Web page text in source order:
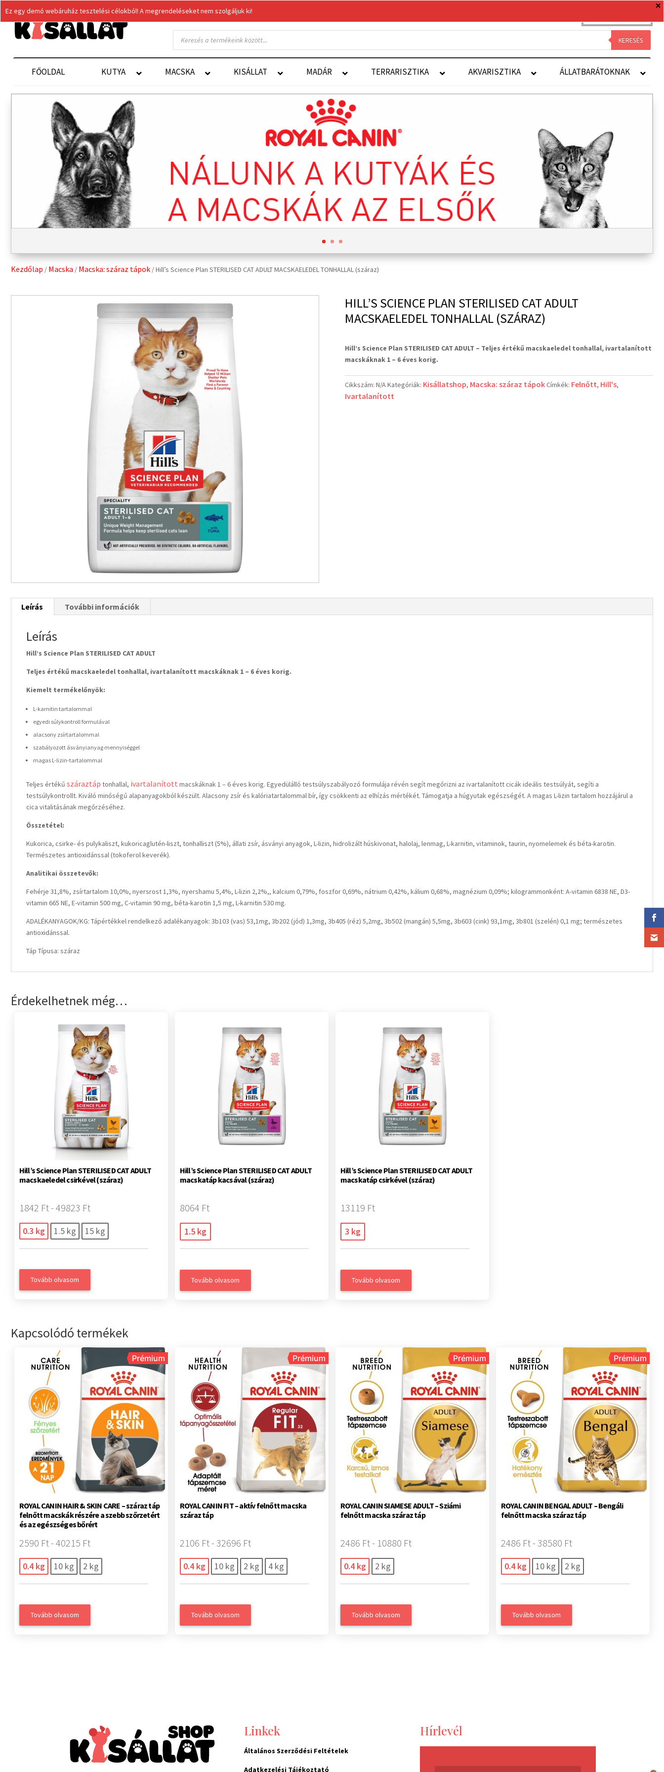
Products
search KERESÉS
FŐOLDAL KUTYA MACSKA KISÁLLAT MADÁR TERRARISZTIKA AKVARISZTIKA ÁLLATBARÁTOKNAK
Kezdőlap / Macska / Macska: száraz tápok / Hill’s Science Plan STERILISED CAT ADULT MACSKAELEDEL TONHALLAL (száraz)
HILL’S SCIENCE PLAN STERILISED CAT ADULT
MACSKAELEDEL TONHALLAL (SZÁRAZ)
Hill’s Science Plan STERILISED CAT ADULT – Teljes értékű macskaeledel tonhallal, ivartalanított
macskáknak 1 – 6 éves korig.
Cikkszám: N/AKategóriák: Kisállatshop, Macska: száraz tápokCímkék: Felnőtt, Hill's,
Ivartalanított
Leírás További információk
Leírás
Hill’s Science Plan STERILISED CAT ADULT
Teljes értékű macskaeledel tonhallal, ivartalanított macskáknak 1 – 6 éves korig.
Kiemelt termékelőnyök:
L-karnitin tartalommal
egyedi súlykontroll formulával
alacsony zsírtartalommal
szabályozott ásványianyag mennyiséggel
magas L-lizin-tartalommal
Teljes értékű száraztáp tonhallal, ivartalanított macskáknak 1 – 6 éves korig. Egyedülálló testsúlyszabályozó formulája révén segít megőrizni az ivartalanított cicák ideális testsúlyát, segíti a
testsúlykontrollt. Kiváló minőségű alapanyagokból készült. Alacsony zsír és kalóriatartalommal bír, így csökkenti az elhízás mértékét. Támogatja a húgyutak egészségét. A magas L-lizin tartalom hozzájárul a
cica vitalitásának megőrzéséhez.
Összetétel:
Kukorica, csirke- és pulykaliszt, kukoricaglutén-liszt, tonhalliszt (5%), állati zsír, ásványi anyagok, L-lizin, hidrolizált húskivonat, halolaj, lenmag, L-karnitin, vitaminok, taurin, nyomelemek és béta-karotin.
Természetes antioxidánssal (tokoferol keverék).
Analitikai összetevők:
Fehérje 31,8%, zsírtartalom 10,0%, nyersrost 1,3%, nyershamu 5,4%, L-lizin 2,2%,, kalcium 0,79%, foszfor 0,69%, nátrium 0,42%, kálium 0,68%, magnézium 0,09%; kilogrammonként: A-vitamin 6838 NE, D3-
vitamin 665 NE, E-vitamin 500 mg, C-vitamin 90 mg, béta-karotin 1,5 mg, L-karnitin 530 mg.
ADALÉKANYAGOK/KG: Tápértékkel rendelkező adalékanyagok: 3b103 (vas) 53,1mg, 3b202 (jód) 1,3mg, 3b405 (réz) 5,2mg, 3b502 (mangán) 5,5mg, 3b603 (cink) 93,1mg, 3b801 (szelén) 0,1 mg; természetes
antioxidánssal.
Táp Típusa: száraz
Érdekelhetnek még…
Hill’s Science Plan STERILISED CAT ADULT
macskaeledel csirkével (száraz)
1842 Ft - 49823 Ft
0.3 kg 1.5 kg 15 kg
Tovább olvasom
Hill’s Science Plan STERILISED CAT ADULT
macskatáp kacsával (száraz)
8064 Ft
1.5 kg
Tovább olvasom
Hill’s Science Plan STERILISED CAT ADULT
macskatáp csirkével (száraz)
13119 Ft
3 kg
Tovább olvasom
Kapcsolódó termékek
Prémium
ROYAL CANIN HAIR & SKIN CARE – száraz táp
felnőtt macskák részére a szebb szőrzetért
és az egészséges bőrért
2590 Ft - 40215 Ft
0.4 kg 10 kg 2 kg
Tovább olvasom
Prémium
ROYAL CANIN FIT – aktív felnőtt macska
száraz táp
2106 Ft - 32696 Ft
0.4 kg 10 kg 2 kg 4 kg
Tovább olvasom
Prémium
ROYAL CANIN SIAMESE ADULT – Sziámi
felnőtt macska száraz táp
2486 Ft - 10880 Ft
0.4 kg 2 kg
Tovább olvasom
Prémium
ROYAL CANIN BENGAL ADULT – Bengáli
felnőtt macska száraz táp
2486 Ft - 38580 Ft
0.4 kg 10 kg 2 kg
Tovább olvasom
Linkek
Általános Szerződési Feltételek
Adatkezelési Tájékoztató
Hírlevél
Ez egy demó webáruház tesztelési célokból! A megrendeléseket nem szolgáljuk ki!